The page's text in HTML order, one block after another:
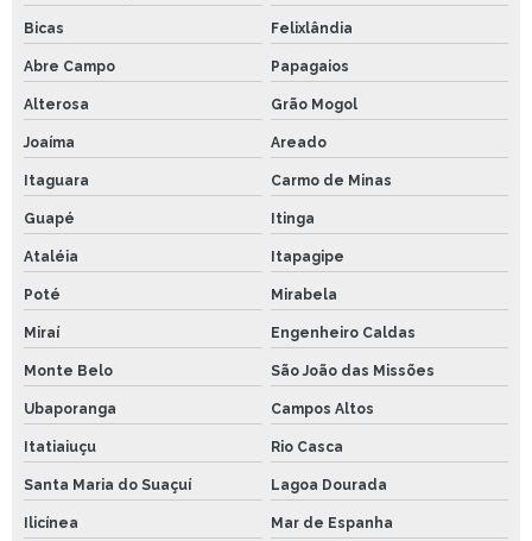
Bicas Felixlândia
Abre Campo Papagaios
Alterosa Grão Mogol
Joaíma Areado
Itaguara Carmo de Minas
Guapé Itinga
Ataléia Itapagipe
Poté Mirabela
Miraí Engenheiro Caldas
Monte Belo São João das Missões
Ubaporanga Campos Altos
Itatiaiuçu Rio Casca
Santa Maria do Suaçuí Lagoa Dourada
Ilicínea Mar de Espanha